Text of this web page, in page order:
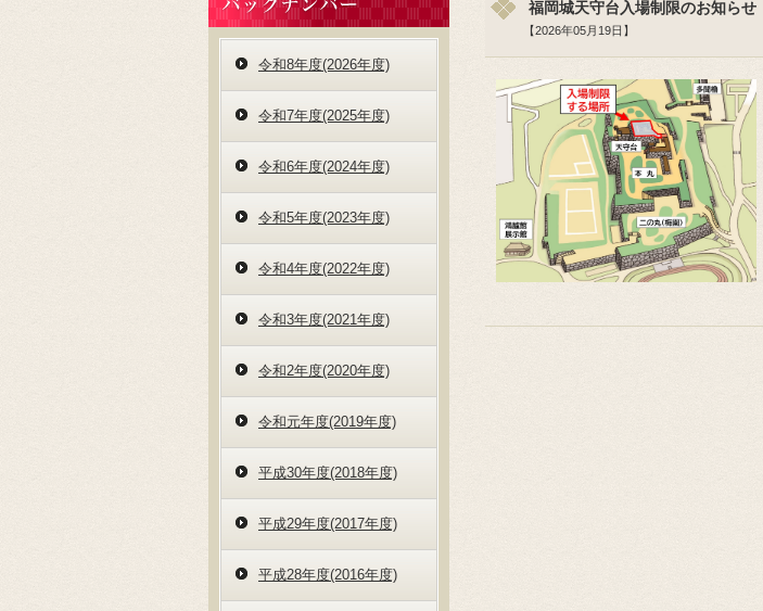
福岡城天守台入場制限のお知らせ
【2026年05月19日】
令和8年度(2026年度)
令和7年度(2025年度)
令和6年度(2024年度)
令和5年度(2023年度)
令和4年度(2022年度)
令和3年度(2021年度)
令和2年度(2020年度)
令和元年度(2019年度)
平成30年度(2018年度)
平成29年度(2017年度)
平成28年度(2016年度)